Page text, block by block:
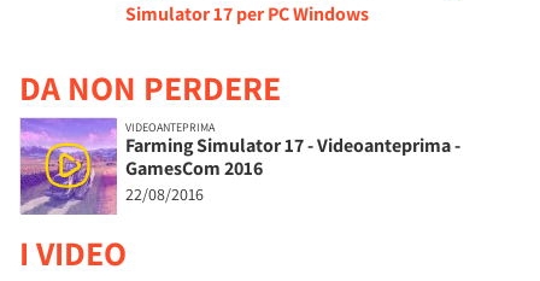
Simulator 17 per PC Windows
DA NON PERDERE
VIDEOANTEPRIMA
Farming Simulator 17 - Videoanteprima -
GamesCom 2016
22/08/2016
I VIDEO